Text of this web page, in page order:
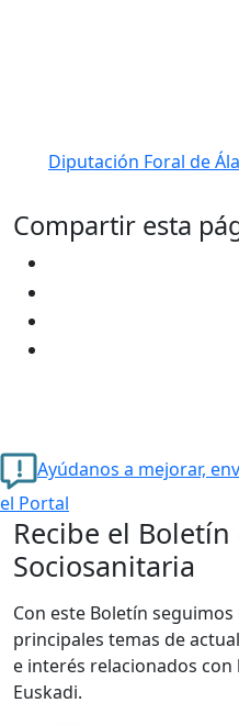
Diputación Foral de
Compartir esta
Ayúdanos a mejorar,
el Portal
Recibe el
Sociosanitaria
Con este Boletín
principales temas de
e interés relacionados
Euskadi.